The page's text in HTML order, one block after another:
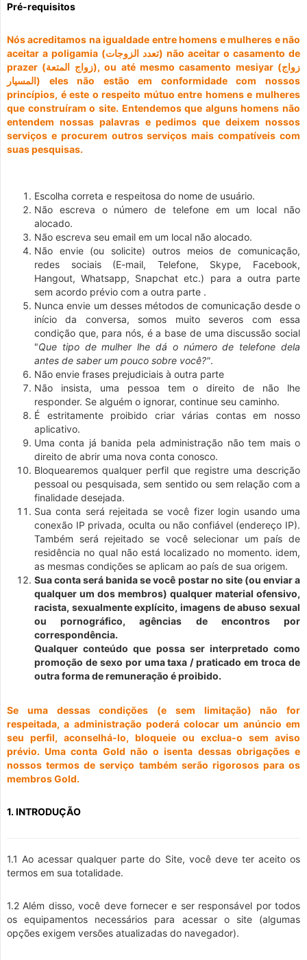
Pré-requisitos
Nós acreditamos na igualdade entre homens e mulheres e não
aceitar a poligamia (تعدد الزوجات) não aceitar o casamento de
prazer (زواج المتعة), ou até mesmo casamento mesiyar (زواج
المسيار) eles não estão em conformidade com nossos
princípios, é este o respeito mútuo entre homens e mulheres
que construíram o site. Entendemos que alguns homens não
entendem nossas palavras e pedimos que deixem nossos
serviços e procurem outros serviços mais compatíveis com
suas pesquisas.
Escolha correta e respeitosa do nome de usuário.
Não escreva o número de telefone em um local não
alocado.
Não escreva seu email em um local não alocado.
Não envie (ou solicite) outros meios de comunicação,
redes sociais (E-mail, Telefone, Skype, Facebook,
Hangout, Whatsapp, Snapchat etc.) para a outra parte
sem acordo prévio com a outra parte .
Nunca envie um desses métodos de comunicação desde o
início da conversa, somos muito severos com essa
condição que, para nós, é a base de uma discussão social
"Que tipo de mulher lhe dá o número de telefone dela
antes de saber um pouco sobre você?".
Não envie frases prejudiciais à outra parte
Não insista, uma pessoa tem o direito de não lhe
responder. Se alguém o ignorar, continue seu caminho.
É estritamente proibido criar várias contas em nosso
aplicativo.
Uma conta já banida pela administração não tem mais o
direito de abrir uma nova conta conosco.
Bloquearemos qualquer perfil que registre uma descrição
pessoal ou pesquisada, sem sentido ou sem relação com a
finalidade desejada.
Sua conta será rejeitada se você fizer login usando uma
conexão IP privada, oculta ou não confiável (endereço IP).
Também será rejeitado se você selecionar um país de
residência no qual não está localizado no momento. idem,
as mesmas condições se aplicam ao país de sua origem.
Sua conta será banida se você postar no site (ou enviar a
qualquer um dos membros) qualquer material ofensivo,
racista, sexualmente explícito, imagens de abuso sexual
ou pornográfico, agências de encontros por
correspondência.
Qualquer conteúdo que possa ser interpretado como
promoção de sexo por uma taxa / praticado em troca de
outra forma de remuneração é proibido.
Se uma dessas condições (e sem limitação) não for
respeitada, a administração poderá colocar um anúncio em
seu perfil, aconselhá-lo, bloqueie ou exclua-o sem aviso
prévio. Uma conta Gold não o isenta dessas obrigações e
nossos termos de serviço também serão rigorosos para os
membros Gold.
1. INTRODUÇÃO
1.1 Ao acessar qualquer parte do Site, você deve ter aceito os
termos em sua totalidade.
1.2 Além disso, você deve fornecer e ser responsável por todos
os equipamentos necessários para acessar o site (algumas
opções exigem versões atualizadas do navegador).